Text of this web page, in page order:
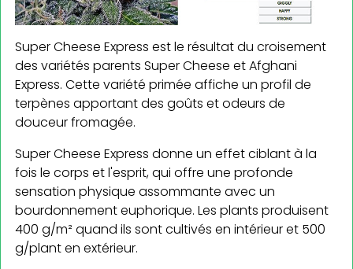
Super Cheese Express est le résultat du croisement
des variétés parents Super Cheese et Afghani
Express. Cette variété primée affiche un profil de
terpènes apportant des goûts et odeurs de
douceur fromagée.
Super Cheese Express donne un effet ciblant à la
fois le corps et l'esprit, qui offre une profonde
sensation physique assommante avec un
bourdonnement euphorique. Les plants produisent
400 g/m² quand ils sont cultivés en intérieur et 500
g/plant en extérieur.